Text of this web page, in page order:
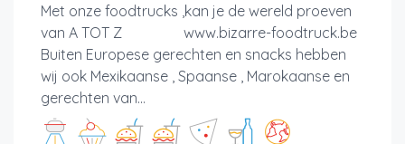
Met onze foodtrucks ,kan je de wereld proeven
van A TOT Z www.bizarre-foodtruck.be
Buiten Europese gerechten en snacks hebben
wij ook Mexikaanse , Spaanse , Marokaanse en
gerechten van...